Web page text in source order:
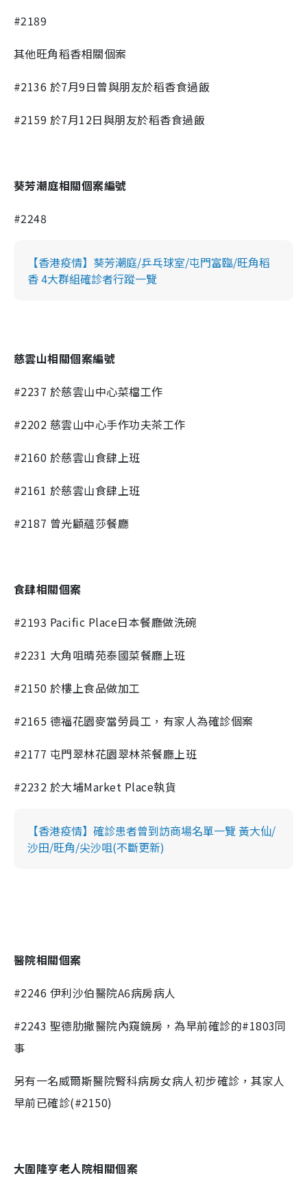
#2189
其他旺角稻香相關個案
#2136 於7月9日曾與朋友於稻香食過飯
#2159 於7月12日與朋友於稻香食過飯
葵芳潮庭相關個案編號
#2248
【香港疫情】葵芳潮庭/乒乓球室/屯門富臨/旺角稻
香 4大群組確診者行蹤一覽
慈雲山相關個案編號
#2237 於慈雲山中心菜檔工作
#2202 慈雲山中心手作功夫茶工作
#2160 於慈雲山食肆上班
#2161 於慈雲山食肆上班
#2187 曾光顧蘊莎餐廳
食肆相關個案
#2193 Pacific Place日本餐廳做洗碗
#2231 大角咀晴苑泰國菜餐廳上班
#2150 於樓上食品做加工
#2165 德福花園麥當勞員工，有家人為確診個案
#2177 屯門翠林花園翠林茶餐廳上班
#2232 於大埔Market Place執貨
【香港疫情】確診患者曾到訪商場名單一覽 黃大仙/
沙田/旺角/尖沙咀(不斷更新)
醫院相關個案
#2246 伊利沙伯醫院A6病房病人
#2243 聖德肋撒醫院內窺鏡房，為早前確診的#1803同
事
另有一名威爾斯醫院腎科病房女病人初步確診，其家人
早前已確診(#2150)
大圍隆亨老人院相關個案